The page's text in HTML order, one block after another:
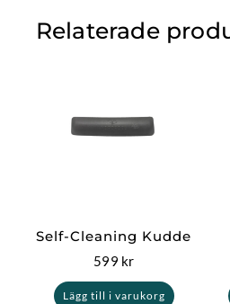
Relaterade
Self-Cleaning Kudde
599 kr
Lägg till i varukorg